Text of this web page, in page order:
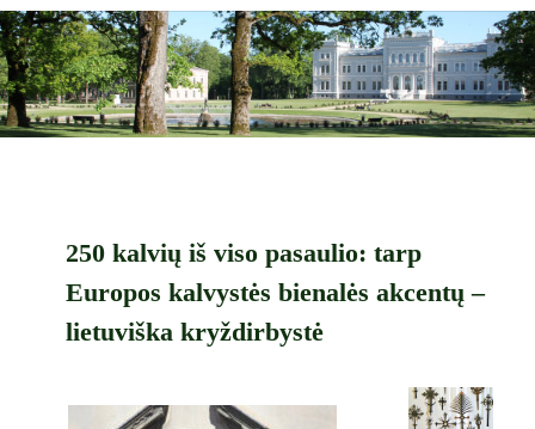
250 kalvių iš viso pasaulio: tarp
Europos kalvystės bienalės akcentų –
lietuviška kryždirbystė